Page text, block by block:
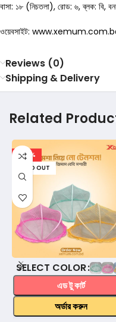
বাসা: ১৮ (নিচতলা), রোড: ৬, ব্লক: বি,
ওয়েবসাইট:
Reviews (0)
Shipping & Delivery
Related
-47%
SOLD OUT
COLOR
এড টু কার্ট
অর্ডার করুন